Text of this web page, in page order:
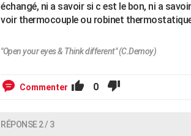
échangé, ni a savoir si c est le bon, ni a
voir thermocouple ou robinet
"Open your eyes & Think different" (C.Demoy)
Commenter 0
RÉPONSE 2 / 3